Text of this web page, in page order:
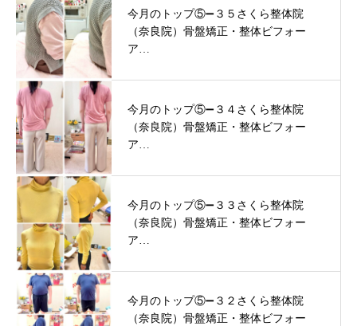
今月のトップ⑤➖３５さくら整体院
（奈良院）骨盤矯正・整体ビフォー
ア…
今月のトップ⑤➖３４さくら整体院
（奈良院）骨盤矯正・整体ビフォー
ア…
今月のトップ⑤➖３３さくら整体院
（奈良院）骨盤矯正・整体ビフォー
ア…
今月のトップ⑤➖３２さくら整体院
（奈良院）骨盤矯正・整体ビフォー